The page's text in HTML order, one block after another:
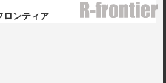
ロンティア